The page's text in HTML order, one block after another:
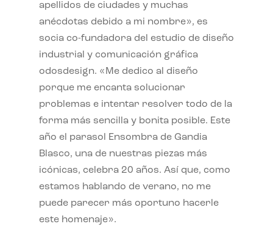
apellidos de ciudades y muchas
anécdotas debido a mi nombre», es
socia co-fundadora del estudio de diseño
industrial y comunicación gráfica
odosdesign. «Me dedico al diseño
porque me encanta solucionar
problemas e intentar resolver todo de la
forma más sencilla y bonita posible. Este
año el parasol Ensombra de Gandia
Blasco, una de nuestras piezas más
icónicas, celebra 20 años. Así que, como
estamos hablando de verano, no me
puede parecer más oportuno hacerle
este homenaje».